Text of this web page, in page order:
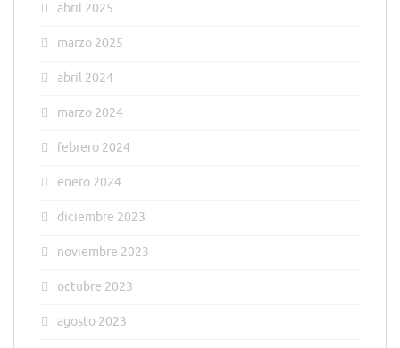
abril 2025
marzo 2025
abril 2024
marzo 2024
febrero 2024
enero 2024
diciembre 2023
noviembre 2023
octubre 2023
agosto 2023